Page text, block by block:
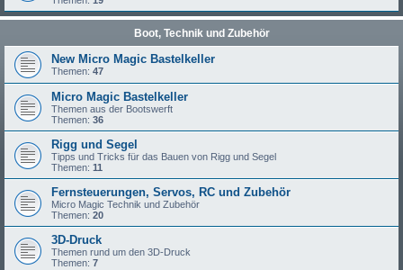
Boot, Technik und Zubehör
New Micro Magic Bastelkeller
Themen: 47
Micro Magic Bastelkeller
Themen aus der Bootswerft
Themen: 36
Rigg und Segel
Tipps und Tricks für das Bauen von Rigg und Segel
Themen: 11
Fernsteuerungen, Servos, RC und Zubehör
Micro Magic Technik und Zubehör
Themen: 20
3D-Druck
Themen rund um den 3D-Druck
Themen: 7